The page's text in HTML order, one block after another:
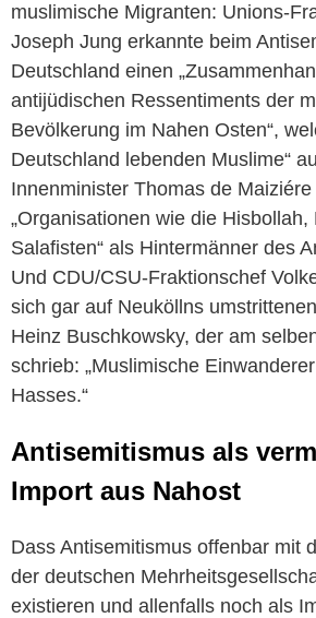
muslimische Migranten: Unions-
Joseph Jung erkannte beim
Deutschland einen
antijüdischen Ressentiments der
Bevölkerung im Nahen Osten“,
Deutschland lebenden Muslime“
Innenminister Thomas de
„Organisationen wie die
Salafisten“ als Hintermänner des
Und CDU/CSU-Fraktionschef
sich gar auf Neuköllns
Heinz Buschkowsky, der am
schrieb: „Muslimische
Hasses.“
Antisemitismus als
Import aus Nahost
Dass Antisemitismus offenbar mit
der deutschen
existieren und allenfalls noch als